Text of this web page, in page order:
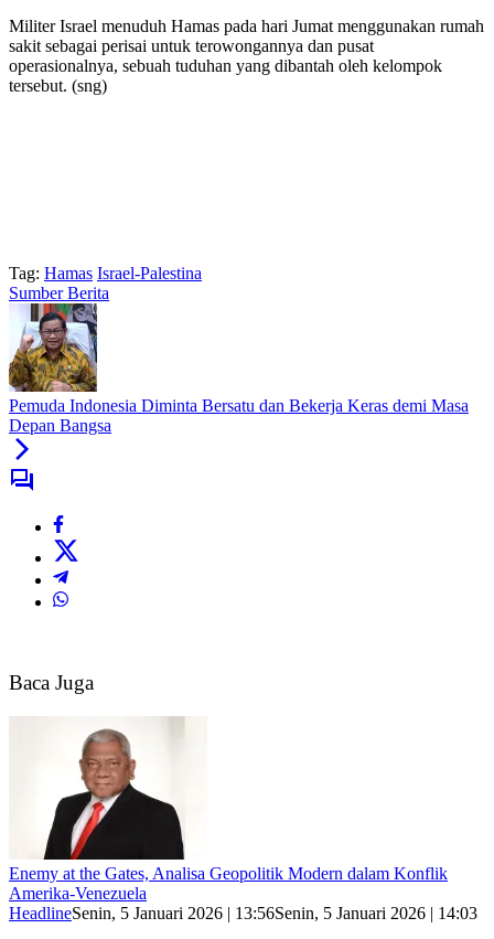
Militer Israel menuduh Hamas pada hari Jumat menggunakan rumah
sakit sebagai perisai untuk terowongannya dan pusat
operasionalnya, sebuah tuduhan yang dibantah oleh kelompok
tersebut. (sng)
Tag: Hamas Israel-Palestina
Sumber Berita
Pemuda Indonesia Diminta Bersatu dan Bekerja Keras demi Masa
Depan Bangsa
Baca Juga
Enemy at the Gates, Analisa Geopolitik Modern dalam Konflik
Amerika-Venezuela
HeadlineSenin, 5 Januari 2026 | 13:56Senin, 5 Januari 2026 | 14:03